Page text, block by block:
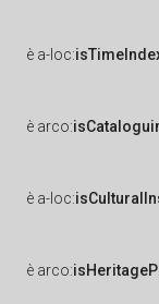
è a-loc:
è arco:
è a-loc:
è arco: